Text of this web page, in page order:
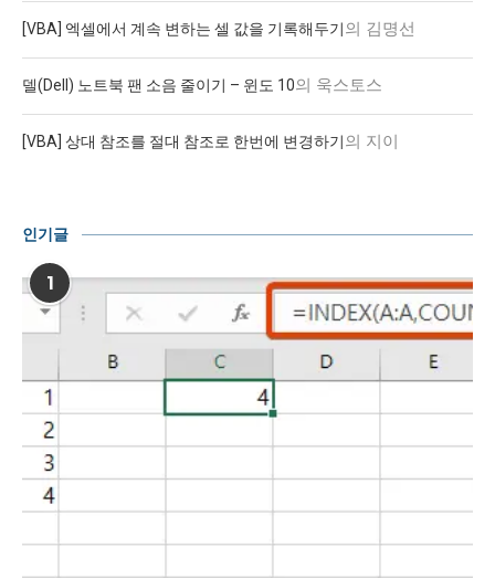
[VBA] 엑셀에서 계속 변하는 셀 값을 기록해두기의 김명선
델(Dell) 노트북 팬 소음 줄이기 – 윈도 10의 욱스토스
[VBA] 상대 참조를 절대 참조로 한번에 변경하기의 지이
인기글
1